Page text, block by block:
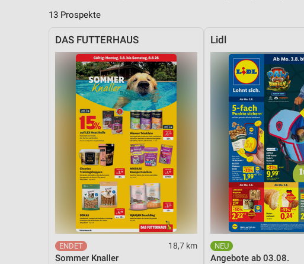
13 Prospekte
DAS FUTTERHAUS
18,7 km
Sommer Knaller
Lidl
Angebote ab 03.08.